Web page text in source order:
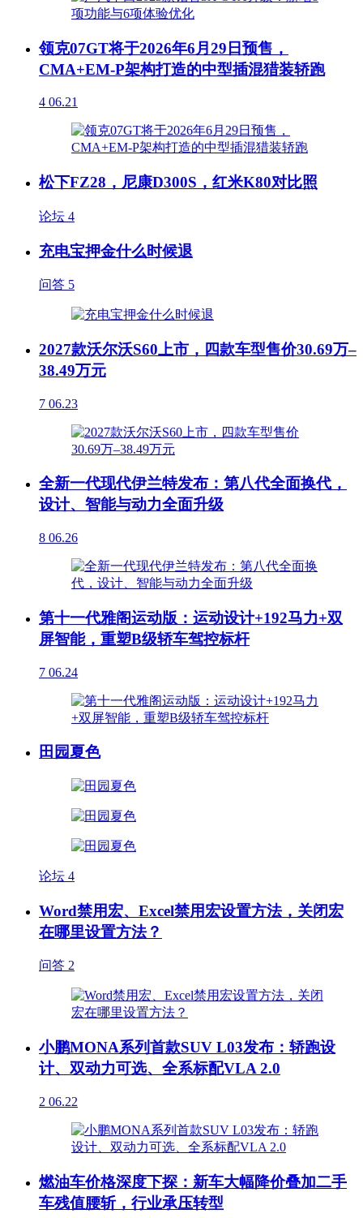
领克07GT将于2026年6月29日预售，
CMA+EM-P架构打造的中型插混猎装轿跑
4 06.21
松下FZ28，尼康D300S，红米K80对比照
论坛 4
充电宝押金什么时候退
问答 5
2027款沃尔沃S60上市，四款车型售价30.69万–
38.49万元
7 06.23
全新一代现代伊兰特发布：第八代全面换代，
设计、智能与动力全面升级
8 06.26
第十一代雅阁运动版：运动设计+192马力+双
屏智能，重塑B级轿车驾控标杆
7 06.24
田园夏色
论坛 4
Word禁用宏、Excel禁用宏设置方法，关闭宏
在哪里设置方法？
问答 2
小鹏MONA系列首款SUV L03发布：轿跑设
计、双动力可选、全系标配VLA 2.0
2 06.22
燃油车价格深度下探：新车大幅降价叠加二手
车残值腰斩，行业承压转型